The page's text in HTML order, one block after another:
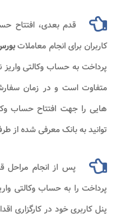
قدم بعدی، افتتاح
کاربران برای انجام معاملات
پرداخت به حساب وکالتی
متفاوت است و در زمان
هایی را جهت افتتاح حساب
توانید به بانک معرفی شده از
پس از انجام مراحل
پرداخت را به حساب وکالتی
پنل کاربری خود در کارگزاری